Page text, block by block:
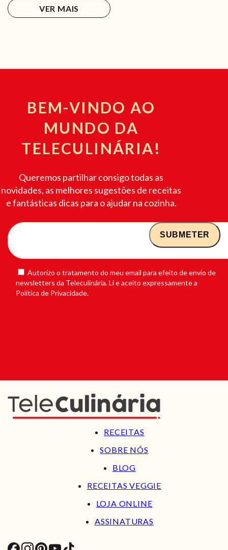
VER MAIS
BEM-VINDO AO
MUNDO DA
TELECULINÁRIA!
Queremos partilhar consigo todas as
novidades, as melhores sugestões de receitas
e fantásticas dicas para o ajudar na cozinha.
Autorizo o tratamento do meu email para efeito de envio de
newsletters da Teleculinária. Li e aceito expressamente a
Política de Privacidade.
RECEITAS
SOBRE NÓS
BLOG
RECEITAS VEGGIE
LOJA ONLINE
ASSINATURAS